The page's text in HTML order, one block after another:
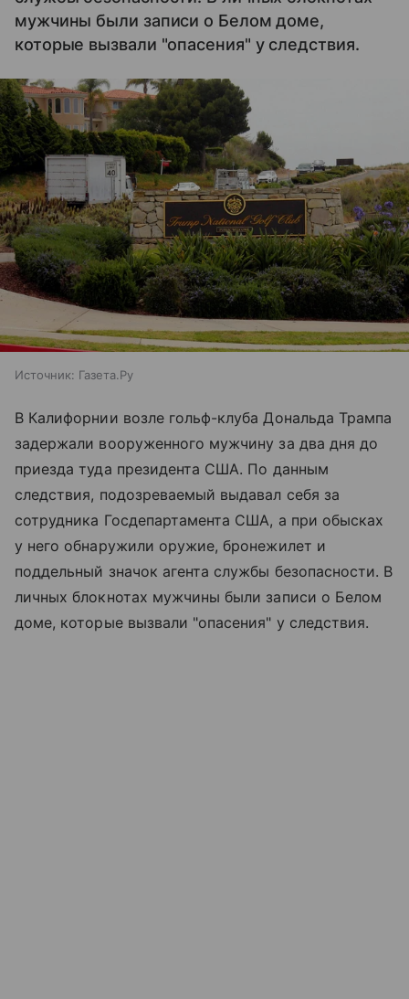
мужчины были записи о Белом доме,
которые вызвали "опасения" у следствия.
Источник: Газета.Ру
В Калифорнии возле гольф-клуба Дональда Трампа
задержали вооруженного мужчину за два дня до
приезда туда президента США. По данным
следствия, подозреваемый выдавал себя за
сотрудника Госдепартамента США, а при обысках
у него обнаружили оружие, бронежилет и
поддельный значок агента службы безопасности. В
личных блокнотах мужчины были записи о Белом
доме, которые вызвали "опасения" у следствия.